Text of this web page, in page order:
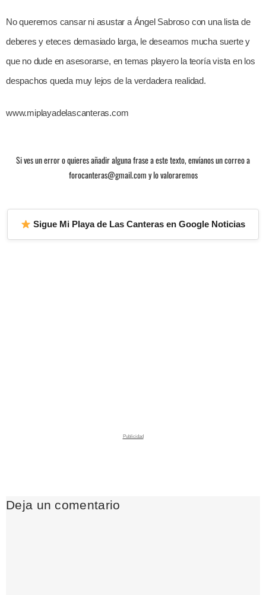
No queremos cansar ni asustar a Ángel Sabroso con una lista de
deberes y eteces demasiado larga, le deseamos mucha suerte y
que no dude en asesorarse, en temas playero la teoría vista en los
despachos queda muy lejos de la verdadera realidad.
www.miplayadelascanteras.com
Si ves un error o quieres añadir alguna frase a este texto, envíanos un correo a
forocanteras@gmail.com y lo valoraremos
Sigue Mi Playa de Las Canteras en Google Noticias
Deja un comentario